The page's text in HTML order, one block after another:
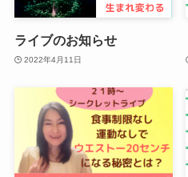
ライブのお知らせ
2022年4月11日